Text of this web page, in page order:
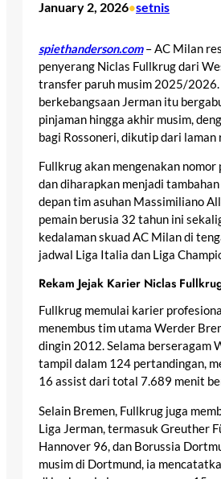
January 2, 2026•setnis
spiethanderson.com– AC Milan
penyerang Niclas Fullkrug dari
transfer paruh musim 2025/2026.
berkebangsaan Jerman itu
pinjaman hingga akhir musim,
bagi Rossoneri, dikutip dari laman
Fullkrug akan mengenakan nomor
dan diharapkan menjadi
depan tim asuhan Massimiliano
pemain berusia 32 tahun ini
kedalaman skuad AC Milan di
jadwal Liga Italia dan Liga
Rekam Jejak Karier Niclas
Fullkrug memulai karier
menembus tim utama Werder
dingin 2012. Selama berseragam
tampil dalam 124 pertandingan,
16 assist dari total 7.689 menit
Selain Bremen, Fullkrug juga
Liga Jerman, termasuk Greuther
Hannover 96, dan Borussia
musim di Dortmund, ia